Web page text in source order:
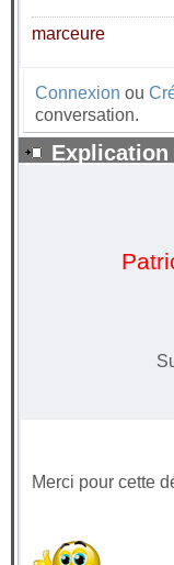
marceure
Connexion ou
conversation.
Merci pour cette